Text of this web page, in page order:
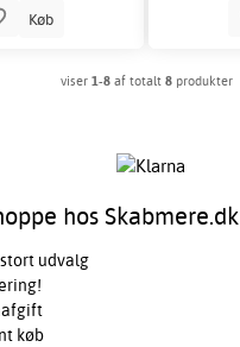
Køb
viser 1-8af totalt 8produkter
hos Skabmere.dk
udvalg
køb